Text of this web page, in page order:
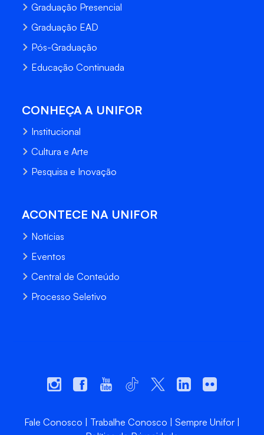
Graduação Presencial
Graduação EAD
Pós-Graduação
Educação Continuada
CONHEÇA A UNIFOR
Institucional
Cultura e Arte
Pesquisa e Inovação
ACONTECE NA UNIFOR
Notícias
Eventos
Central de Conteúdo
Processo Seletivo
Fale Conosco Trabalhe Conosco
Sempre Unifor